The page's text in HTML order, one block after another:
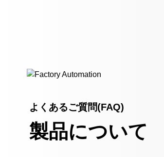
よくあるご質問(FAQ)
製品について